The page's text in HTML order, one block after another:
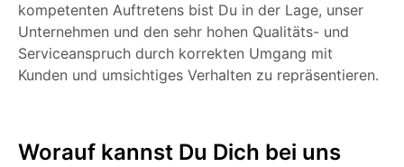
kompetenten Auftretens bist Du in der Lage, unser
Unternehmen und den sehr hohen Qualitäts- und
Serviceanspruch durch korrekten Umgang mit
Kunden und umsichtiges Verhalten zu repräsentieren.
Worauf kannst Du Dich bei uns